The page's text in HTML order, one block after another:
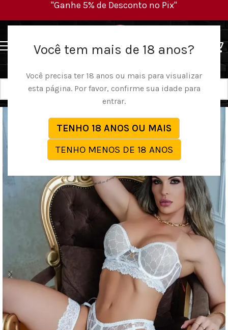
Você tem mais de 18 anos?
Você precisa ter 18 anos ou mais para visualizar
esta página. Por favor, confirme sua idade para
entrar.
TENHO 18 ANOS OU MAIS
TENHO MENOS DE 18 ANOS
"Ganhe 5% de Desconto no Pix"